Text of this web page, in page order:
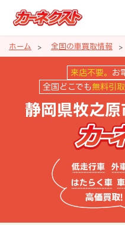
ホーム 全国の車買取情報
静岡県牧之原
来店不要。 お
全国どこでも 無料引取
静岡県牧之原